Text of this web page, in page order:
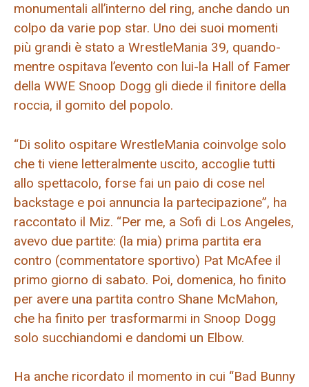
monumentali all’interno del ring, anche dando un
colpo da varie pop star. Uno dei suoi momenti
più grandi è stato a WrestleMania 39, quando-
mentre ospitava l’evento con lui-la Hall of Famer
della WWE Snoop Dogg gli diede il finitore della
roccia, il gomito del popolo.
“Di solito ospitare WrestleMania coinvolge solo
che ti viene letteralmente uscito, accoglie tutti
allo spettacolo, forse fai un paio di cose nel
backstage e poi annuncia la partecipazione”, ha
raccontato il Miz. “Per me, a Sofi di Los Angeles,
avevo due partite: (la mia) prima partita era
contro (commentatore sportivo) Pat McAfee il
primo giorno di sabato. Poi, domenica, ho finito
per avere una partita contro Shane McMahon,
che ha finito per trasformarmi in Snoop Dogg
solo succhiandomi e dandomi un Elbow.
Ha anche ricordato il momento in cui “Bad Bunny